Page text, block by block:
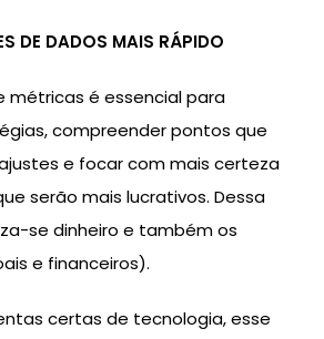
DE DADOS MAIS RÁPIDO
métricas é essencial para
compreender pontos que
e focar com mais certeza
serão mais lucrativos. Dessa
se dinheiro e também os
e financeiros).
certas de tecnologia, esse